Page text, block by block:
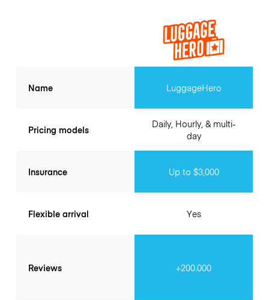
Name
Pricing models
Insurance
Flexible arrival
Reviews
LuggageHero
Daily, Hourly, & multi-
day
Up to $3,000
Yes
+200.000